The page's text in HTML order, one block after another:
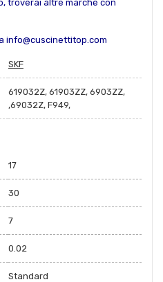
troverai altre marche con
info@cuscinettitop.com
SKF
619032Z, 61903ZZ, 6903ZZ,
,69032Z, F949,
17
30
7
0.02
Standard